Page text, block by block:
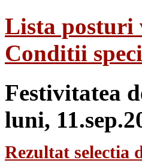
Lista posturi
Conditii
Festivitatea
luni,
Rezultat selectia